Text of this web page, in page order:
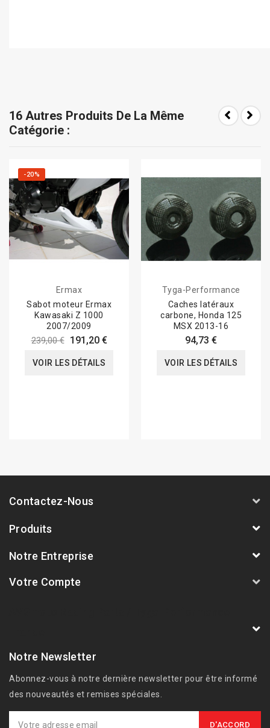
16 Autres Produits De La Même
Catégorie :
-20%
Ermax
Sabot moteur Ermax
Kawasaki Z 1000
2007/2009
239,00 € 191,20 €
VOIR LES DÉTAILS
Tyga-Performance
Caches latéraux
carbone, Honda 125
MSX 2013-16
94,73 €
VOIR LES DÉTAILS
Contactez-Nous
Produits
Notre Entreprise
Votre Compte
Notre Newsletter
Abonnez-vous à notre dernière newsletter pour être informé
des nouveautés et remises spéciales.